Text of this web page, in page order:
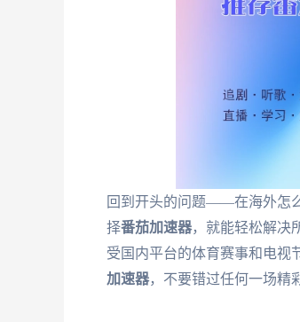
回到开头的问题——在海外怎
择番茄加速器，就能轻松解决
受国内平台的体育赛事和电视
加速器，不要错过任何一场精